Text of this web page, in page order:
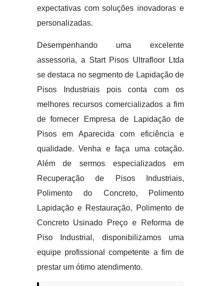
expectativas com soluções inovadoras e
personalizadas.
Desempenhando uma excelente
assessoria, a Start Pisos Ultrafloor Ltda
se destaca no segmento de Lapidação de
Pisos Industriais pois conta com os
melhores recursos comercializados a fim
de fornecer Empresa de Lapidação de
Pisos em Aparecida com eficiência e
qualidade. Venha e faça uma cotação.
Além de sermos especializados em
Recuperação de Pisos Industriais,
Polimento do Concreto, Polimento
Lapidação e Restauração, Polimento de
Concreto Usinado Preço e Reforma de
Piso Industrial, disponibilizamos uma
equipe profissional competente a fim de
prestar um ótimo atendimento.